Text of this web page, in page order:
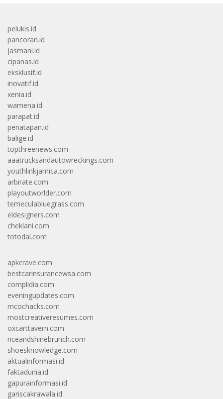
pelukis.id
pancoran.id
jasmani.id
cipanas.id
eksklusif.id
inovatif.id
xenia.id
wamena.id
parapat.id
penatapan.id
balige.id
topthreenews.com
aaatrucksandautowreckings.com
youthlinkjamica.com
arbirate.com
playoutworlder.com
temeculabluegrass.com
eldesigners.com
cheklani.com
totodal.com
apkcrave.com
bestcarinsurancewsa.com
complidia.com
eveningupdates.com
mcochacks.com
mostcreativeresumes.com
oxcarttavern.com
riceandshinebrunch.com
shoesknowledge.com
aktualinformasi.id
faktadunia.id
gapurainformasi.id
gariscakrawala.id